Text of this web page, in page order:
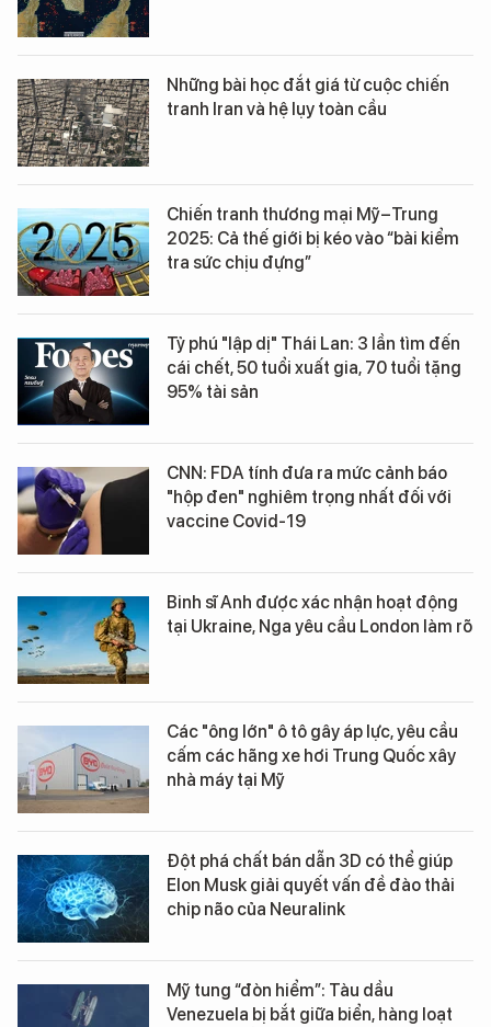
Những bài học đắt giá từ cuộc chiến
tranh Iran và hệ lụy toàn cầu
Chiến tranh thương mại Mỹ–Trung
2025: Cả thế giới bị kéo vào “bài kiểm
tra sức chịu đựng”
Tỷ phú "lập dị" Thái Lan: 3 lần tìm đến
cái chết, 50 tuổi xuất gia, 70 tuổi tặng
95% tài sản
CNN: FDA tính đưa ra mức cảnh báo
"hộp đen" nghiêm trọng nhất đối với
vaccine Covid-19
Binh sĩ Anh được xác nhận hoạt động
tại Ukraine, Nga yêu cầu London làm rõ
Các "ông lớn" ô tô gây áp lực, yêu cầu
cấm các hãng xe hơi Trung Quốc xây
nhà máy tại Mỹ
Đột phá chất bán dẫn 3D có thể giúp
Elon Musk giải quyết vấn đề đào thải
chip não của Neuralink
Mỹ tung “đòn hiểm”: Tàu dầu
Venezuela bị bắt giữa biển, hàng loạt